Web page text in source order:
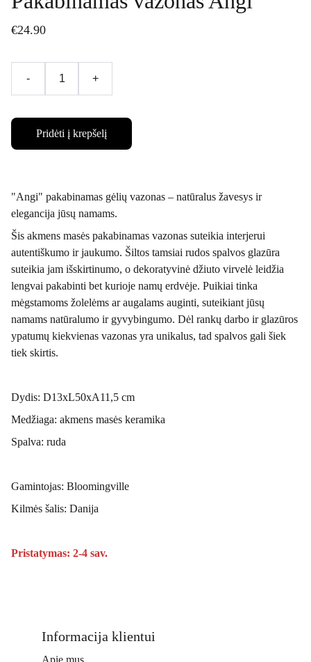
€24.90
- +
Pridėti į krepšelį
"Angi" pakabinamas gėlių vazonas – natūralus žavesys ir
elegancija jūsų namams.
Šis akmens masės pakabinamas vazonas suteikia interjerui
autentiškumo ir jaukumo. Šiltos tamsiai rudos spalvos glazūra
suteikia jam išskirtinumo, o dekoratyvinė džiuto virvelė leidžia
lengvai pakabinti bet kurioje namų erdvėje. Puikiai tinka
mėgstamoms žolelėms ar augalams auginti, suteikiant jūsų
namams natūralumo ir gyvybingumo. Dėl rankų darbo ir glazūros
ypatumų kiekvienas vazonas yra unikalus, tad spalvos gali šiek
tiek skirtis.
Dydis: D13xL50xA11,5 cm
Medžiaga: akmens masės keramika
Spalva: ruda
Gamintojas: Bloomingville
Kilmės šalis: Danija
Pristatymas: 2-4 sav.
Apie mus
Informacija klientui